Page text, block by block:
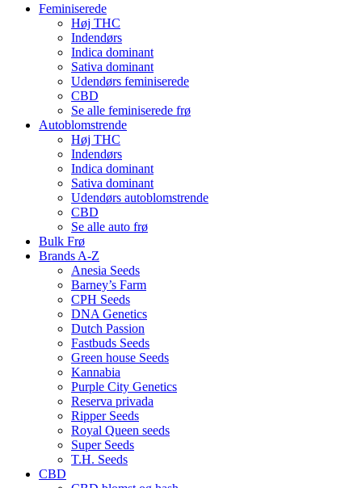
Feminiserede
Høj THC
Indendørs
Indica dominant
Sativa dominant
Udendørs feminiserede
CBD
Se alle feminiserede frø
Autoblomstrende
Høj THC
Indendørs
Indica dominant
Sativa dominant
Udendørs autoblomstrende
CBD
Se alle auto frø
Bulk Frø
Brands A-Z
Anesia Seeds
Barney’s Farm
CPH Seeds
DNA Genetics
Dutch Passion
Fastbuds Seeds
Green house Seeds
Kannabia
Purple City Genetics
Reserva privada
Ripper Seeds
Royal Queen seeds
Super Seeds
T.H. Seeds
CBD